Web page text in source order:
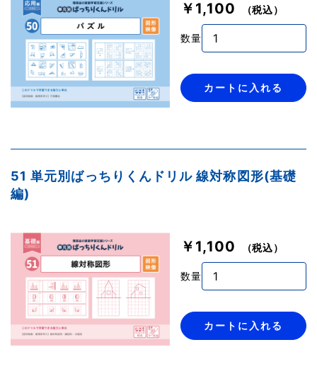
￥1,100 （税込）
数量
カートに入れる
51 単元別ばっちりくんドリル 線対称図形(基礎
編)
￥1,100 （税込）
数量
カートに入れる